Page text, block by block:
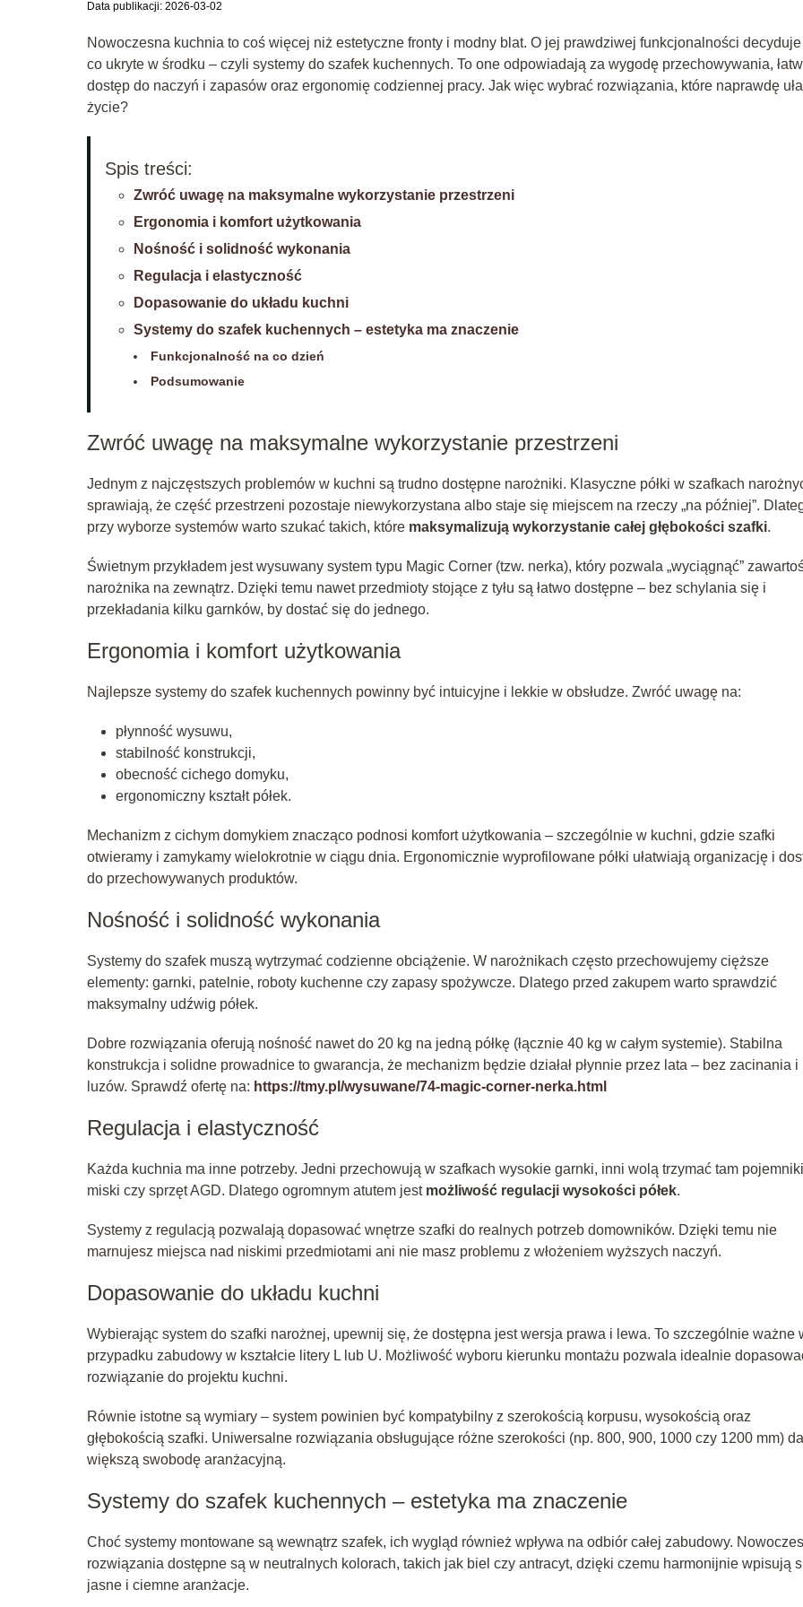
Data publikacji: 2026-03-02
Nowoczesna kuchnia to coś więcej niż estetyczne fronty i modny blat. O jej prawdziwej funkcjonalności decyduje
co ukryte w środku – czyli systemy do szafek kuchennych. To one odpowiadają za wygodę przechowywania,
dostęp do naczyń i zapasów oraz ergonomię codziennej pracy. Jak więc wybrać rozwiązania, które naprawdę
życie?
Spis treści:
Zwróć uwagę na maksymalne wykorzystanie przestrzeni
Ergonomia i komfort użytkowania
Nośność i solidność wykonania
Regulacja i elastyczność
Dopasowanie do układu kuchni
Systemy do szafek kuchennych – estetyka ma znaczenie
Funkcjonalność na co dzień
Podsumowanie
Zwróć uwagę na maksymalne wykorzystanie przestrzeni
Jednym z najczęstszych problemów w kuchni są trudno dostępne narożniki. Klasyczne półki w szafkach
sprawiają, że część przestrzeni pozostaje niewykorzystana albo staje się miejscem na rzeczy „na później”.
przy wyborze systemów warto szukać takich, które maksymalizują wykorzystanie całej głębokości szafki.
Świetnym przykładem jest wysuwany system typu Magic Corner (tzw. nerka), który pozwala „wyciągnąć”
narożnika na zewnątrz. Dzięki temu nawet przedmioty stojące z tyłu są łatwo dostępne – bez schylania się i
przekładania kilku garnków, by dostać się do jednego.
Ergonomia i komfort użytkowania
Najlepsze systemy do szafek kuchennych powinny być intuicyjne i lekkie w obsłudze. Zwróć uwagę na:
płynność wysuwu,
stabilność konstrukcji,
obecność cichego domyku,
ergonomiczny kształt półek.
Mechanizm z cichym domykiem znacząco podnosi komfort użytkowania – szczególnie w kuchni, gdzie szafki
otwieramy i zamykamy wielokrotnie w ciągu dnia. Ergonomicznie wyprofilowane półki ułatwiają organizację i
do przechowywanych produktów.
Nośność i solidność wykonania
Systemy do szafek muszą wytrzymać codzienne obciążenie. W narożnikach często przechowujemy cięższe
elementy: garnki, patelnie, roboty kuchenne czy zapasy spożywcze. Dlatego przed zakupem warto sprawdzić
maksymalny udźwig półek.
Dobre rozwiązania oferują nośność nawet do 20 kg na jedną półkę (łącznie 40 kg w całym systemie). Stabilna
konstrukcja i solidne prowadnice to gwarancja, że mechanizm będzie działał płynnie przez lata – bez zacinania i
luzów. Sprawdź ofertę na: https://tmy.pl/wysuwane/74-magic-corner-nerka.html
Regulacja i elastyczność
Każda kuchnia ma inne potrzeby. Jedni przechowują w szafkach wysokie garnki, inni wolą trzymać tam
miski czy sprzęt AGD. Dlatego ogromnym atutem jest możliwość regulacji wysokości półek.
Systemy z regulacją pozwalają dopasować wnętrze szafki do realnych potrzeb domowników. Dzięki temu nie
marnujesz miejsca nad niskimi przedmiotami ani nie masz problemu z włożeniem wyższych naczyń.
Dopasowanie do układu kuchni
Wybierając system do szafki narożnej, upewnij się, że dostępna jest wersja prawa i lewa. To szczególnie ważne
przypadku zabudowy w kształcie litery L lub U. Możliwość wyboru kierunku montażu pozwala idealnie
rozwiązanie do projektu kuchni.
Równie istotne są wymiary – system powinien być kompatybilny z szerokością korpusu, wysokością oraz
głębokością szafki. Uniwersalne rozwiązania obsługujące różne szerokości (np. 800, 900, 1000 czy 1200 mm)
większą swobodę aranżacyjną.
Systemy do szafek kuchennych – estetyka ma znaczenie
Choć systemy montowane są wewnątrz szafek, ich wygląd również wpływa na odbiór całej zabudowy.
rozwiązania dostępne są w neutralnych kolorach, takich jak biel czy antracyt, dzięki czemu harmonijnie wpisują
jasne i ciemne aranżacje.